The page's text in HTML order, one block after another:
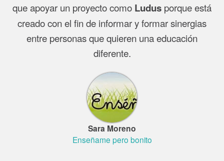
que apoyar un proyecto como Ludus porque está
creado con el fin de informar y formar sinergias
entre personas que quieren una educación
diferente.
Sara Moreno
Enseñame pero bonito